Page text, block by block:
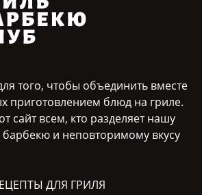
того, чтобы объединить вместе
приготовлением блюд на гриле.
сайт всем, кто разделяет нашу
и неповторимому вкусу
ДЛЯ ГРИЛЯ